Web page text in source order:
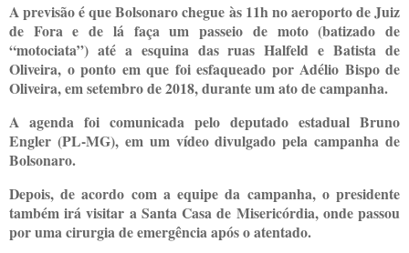
A previsão é que Bolsonaro chegue às 11h no aeroporto de Juiz
de Fora e de lá faça um passeio de moto (batizado de
“motociata”) até a esquina das ruas Halfeld e Batista de
Oliveira, o ponto em que foi esfaqueado por Adélio Bispo de
Oliveira, em setembro de 2018, durante um ato de campanha.
A agenda foi comunicada pelo deputado estadual Bruno
Engler (PL-MG), em um vídeo divulgado pela campanha de
Bolsonaro.
Depois, de acordo com a equipe da campanha, o presidente
também irá visitar a Santa Casa de Misericórdia, onde passou
por uma cirurgia de emergência após o atentado.